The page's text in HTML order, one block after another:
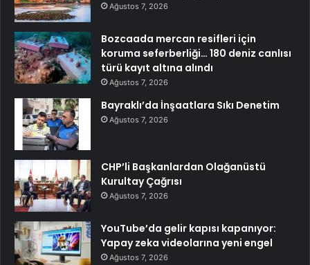
Ağustos 7, 2026
Bozcaada mercan resifleri için
koruma seferberliği… 180 deniz canlısı
türü kayıt altına alındı
Ağustos 7, 2026
Bayraklı’da İnşaatlara Sıkı Denetim
Ağustos 7, 2026
CHP’li Başkanlardan Olağanüstü
Kurultay Çağrısı
Ağustos 7, 2026
YouTube’da gelir kapısı kapanıyor:
Yapay zeka videolarına yeni engel
Ağustos 7, 2026